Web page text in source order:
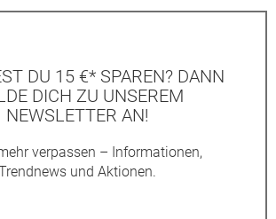
DU 15 €* SPAREN? DANN
DICH ZU UNSEREM
NEWSLETTER AN!
verpassen – Informationen,
und Aktionen.